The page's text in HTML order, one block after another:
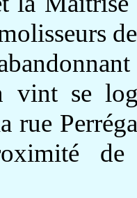
vint se
rue